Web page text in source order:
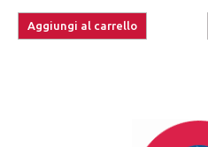
Aggiungi al carrello